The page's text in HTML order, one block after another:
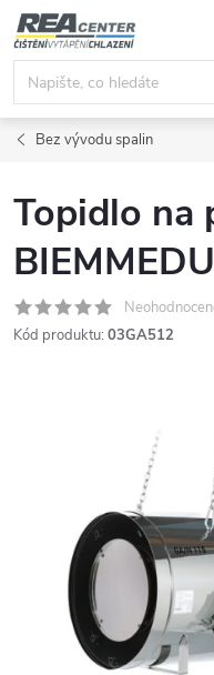
Přejít
na
obsah
Bez vývodu spalin
Topidlo na
Kód produktu: 03GA512